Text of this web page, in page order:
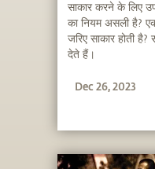
साकार करने के लिए
का नियम असली है?
जरिए साकार होती
देते हैं।
Dec 26, 2023